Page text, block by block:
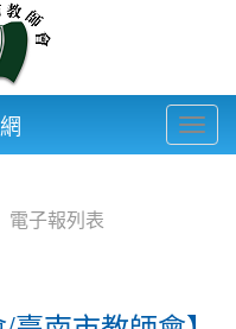
電子報列表